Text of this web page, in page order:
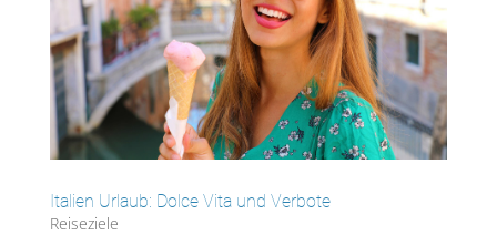
Italien Urlaub: Dolce Vita und Verbote
Reiseziele